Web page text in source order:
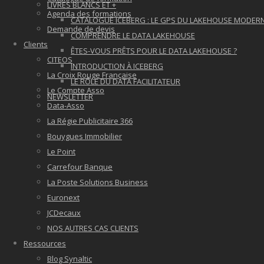
LIVRES BLANCS ET +
CATALOGUE ICEBERG : LE GPS DU LAKEHOUSE
COMPRENDRE LE DATA LAKEHOUSE
ÊTES-VOUS PRÊTS POUR LE DATA LAKEHOUSE ?
INTRODUCTION À ICEBERG
LE RÔLE DU DATA FACILITATEUR
NEWSLETTER
Agenda des formations
Demande de devis
Clients
CITEOS
La Croix Rouge Française
Le Compte Asso
Data-Asso
La Régie Publicitaire 366
Bouygues Immobilier
Le Point
Carrefour Banque
La Poste Solutions Business
Euronext
JCDecaux
NOS AUTRES CAS CLIENTS
Ressources
Blog Synaltic